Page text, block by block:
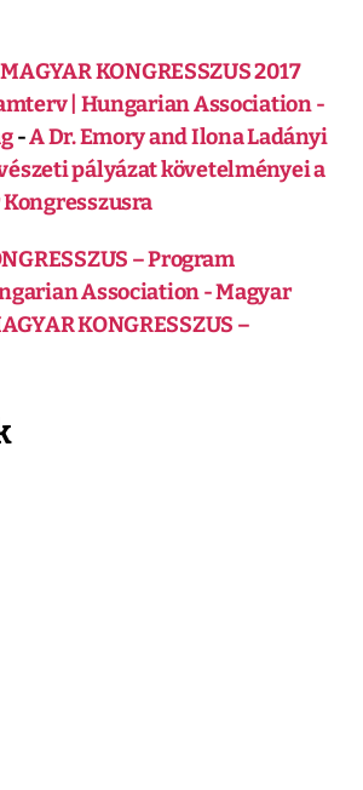
KONGRESSZUS 2017
| Hungarian Association -
-A Dr. Emory and Ilona Ladányi
pályázat követelményei a
– Program
Association - Magyar
KONGRESSZUS –